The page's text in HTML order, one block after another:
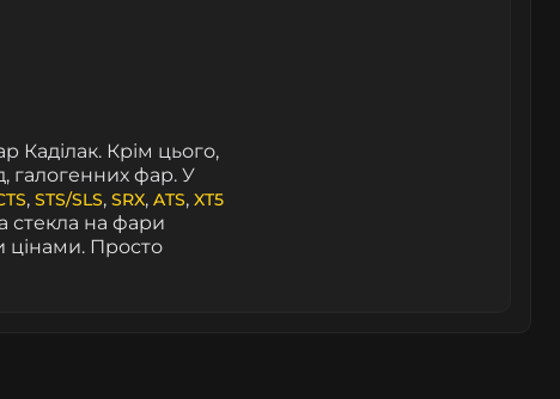
Каділак. Крім цього,
галогенних фар. У
, STS/SLS, SRX, ATS, XT5
стекла на фари
цінами. Просто